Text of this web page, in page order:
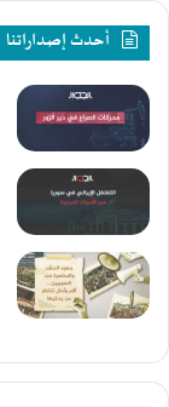
أحدث إصداراتنا